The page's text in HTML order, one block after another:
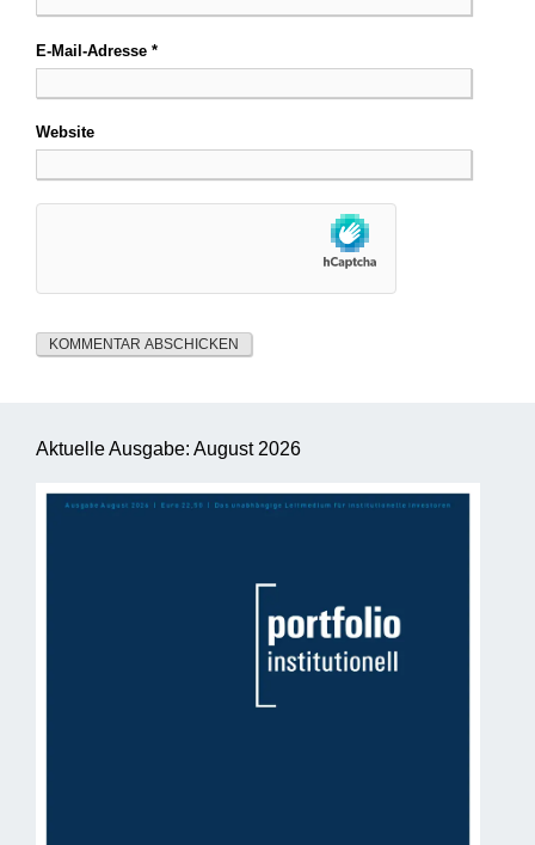
E-Mail-Adresse *
Website
Aktuelle Ausgabe: August 2026